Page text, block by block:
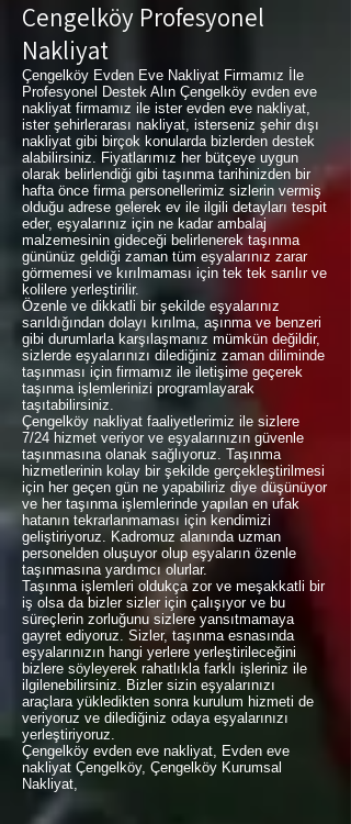
Çengelköy Profesyonel
Nakliyat
Çengelköy Evden Eve Nakliyat Firmamız İle
Profesyonel Destek Alın Çengelköy evden eve
nakliyat firmamız ile ister evden eve nakliyat,
ister şehirlerarası nakliyat, isterseniz şehir dışı
nakliyat gibi birçok konularda bizlerden destek
alabilirsiniz. Fiyatlarımız her bütçeye uygun
olarak belirlendiği gibi taşınma tarihinizden bir
hafta önce firma personellerimiz sizlerin vermiş
olduğu adrese gelerek ev ile ilgili detayları tespit
eder, eşyalarınız için ne kadar ambalaj
malzemesinin gideceği belirlenerek taşınma
gününüz geldiği zaman tüm eşyalarınız zarar
görmemesi ve kırılmaması için tek tek sarılır ve
kolilere yerleştirilir.
Özenle ve dikkatli bir şekilde eşyalarınız
sarıldığından dolayı kırılma, aşınma ve benzeri
gibi durumlarla karşılaşmanız mümkün değildir,
sizlerde eşyalarınızı dilediğiniz zaman diliminde
taşınması için firmamız ile iletişime geçerek
taşınma işlemlerinizi programlayarak
taşıtabilirsiniz.
Çengelköy nakliyat faaliyetlerimiz ile sizlere
7/24 hizmet veriyor ve eşyalarınızın güvenle
taşınmasına olanak sağlıyoruz. Taşınma
hizmetlerinin kolay bir şekilde gerçekleştirilmesi
için her geçen gün ne yapabiliriz diye düşünüyor
ve her taşınma işlemlerinde yapılan en ufak
hatanın tekrarlanmaması için kendimizi
geliştiriyoruz. Kadromuz alanında uzman
personelden oluşuyor olup eşyaların özenle
taşınmasına yardımcı olurlar.
Taşınma işlemleri oldukça zor ve meşakkatli bir
iş olsa da bizler sizler için çalışıyor ve bu
süreçlerin zorluğunu sizlere yansıtmamaya
gayret ediyoruz. Sizler, taşınma esnasında
eşyalarınızın hangi yerlere yerleştirileceğini
bizlere söyleyerek rahatlıkla farklı işleriniz ile
ilgilenebilirsiniz. Bizler sizin eşyalarınızı
araçlara yükledikten sonra kurulum hizmeti de
veriyoruz ve dilediğiniz odaya eşyalarınızı
yerleştiriyoruz.
Çengelköy evden eve nakliyat, Evden eve
nakliyat Çengelköy, Çengelköy Kurumsal
Nakliyat,